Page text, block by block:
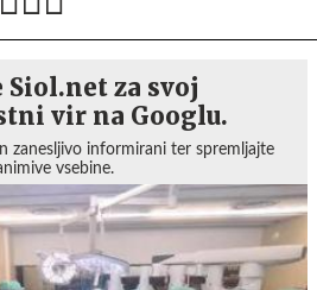
za svoj
vir na Googlu.
zanesljivo informirani ter spremljajte
vsebine.